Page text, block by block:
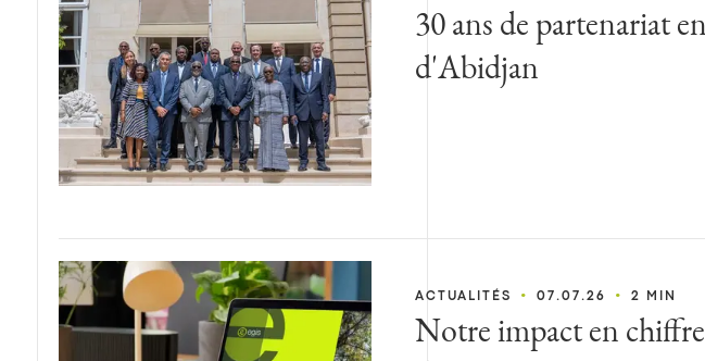
30 ans de partenariat
d'Abidjan
ACTUALITÉS • 07.07.26 • 2 MIN
Notre impact en